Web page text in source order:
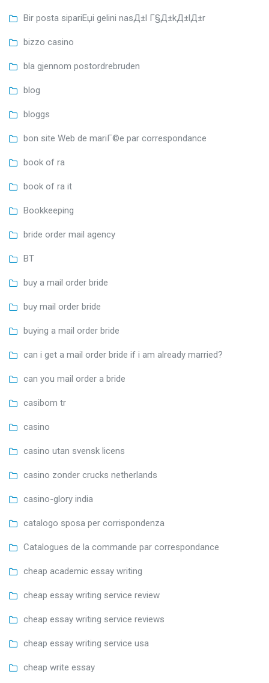
Bir posta sipariЕџi gelini nasД±l Г§Д±kД±lД±r
bizzo casino
bla gjennom postordrebruden
blog
bloggs
bon site Web de mariГ©e par correspondance
book of ra
book of ra it
Bookkeeping
bride order mail agency
BT
buy a mail order bride
buy mail order bride
buying a mail order bride
can i get a mail order bride if i am already married?
can you mail order a bride
casibom tr
casino
casino utan svensk licens
casino zonder crucks netherlands
casino-glory india
catalogo sposa per corrispondenza
Catalogues de la commande par correspondance
cheap academic essay writing
cheap essay writing service review
cheap essay writing service reviews
cheap essay writing service usa
cheap write essay